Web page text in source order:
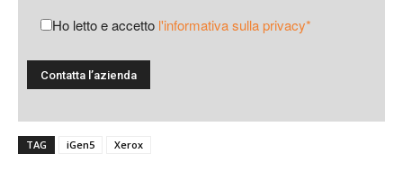
Ho letto e accetto l'informativa sulla privacy*
TAG iGen5 Xerox